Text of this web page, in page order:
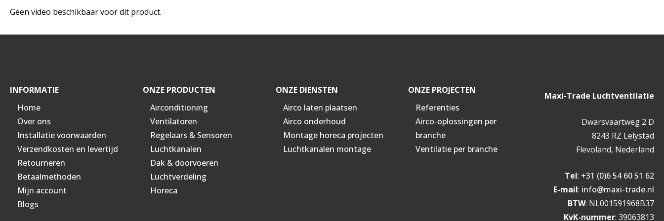
Geen video beschikbaar voor dit product.
INFORMATIE
Home
Over ons
Installatie voorwaarden
Verzendkosten en levertijd
Retourneren
Betaalmethoden
Mijn account
Blogs
ONZE PRODUCTEN
Airconditioning
Ventilatoren
Regelaars & Sensoren
Luchtkanalen
Dak & doorvoeren
Luchtverdeling
Horeca
ONZE DIENSTEN
Airco laten plaatsen
Airco onderhoud
Montage horeca projecten
Luchtkanalen montage
ONZE PROJECTEN
Referenties
Airco-oplossingen per
branche
Ventilatie per branche
Maxi-Trade Luchtventilatie
Dwarsvaartweg 2 D
8243 RZ Lelystad
Flevoland, Nederland
Tel: +31 (0)6 54 60 51 62
E-mail: info@maxi-trade.nl
BTW: NL001591968B37
KvK-nummer: 39063813